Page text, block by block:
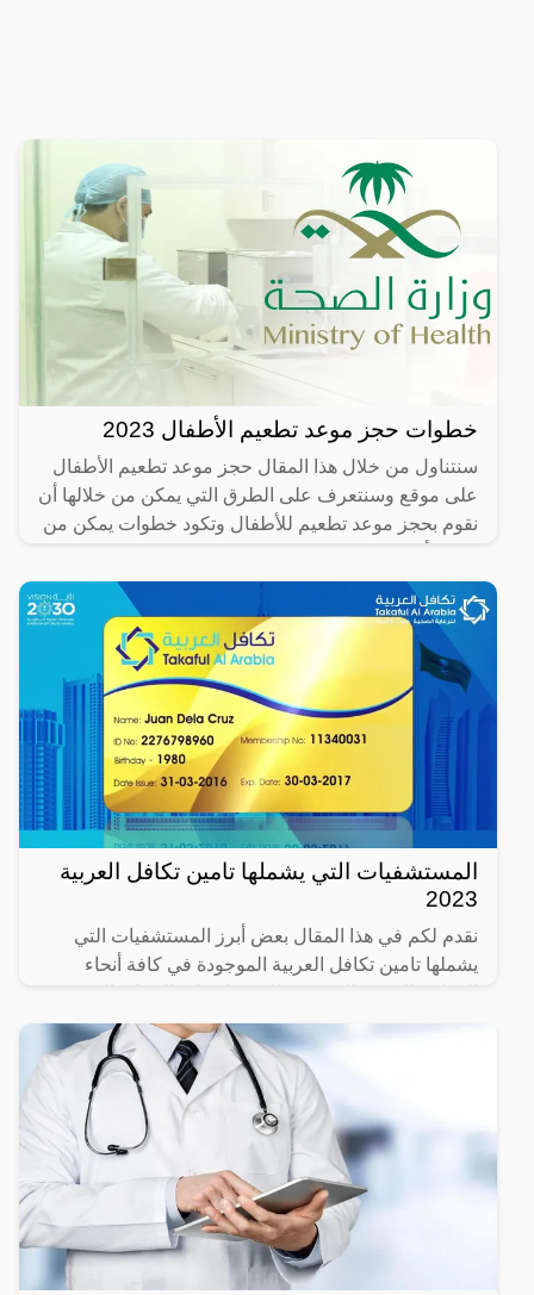
خطوات حجز موعد تطعيم الأطفال 2023
سنتناول من خلال هذا المقال حجز موعد تطعيم الأطفال
على موقع وسنتعرف على الطرق التي يمكن من خلالها أن
نقوم بحجز موعد تطعيم للأطفال وتكود خطوات يمكن من
المستشفيات التي يشملها تامين تكافل العربية
2023
نقدم لكم في هذا المقال بعض أبرز المستشفيات التي
يشملها تامين تكافل العربية الموجودة في كافة أنحاء
بنسبة تصل